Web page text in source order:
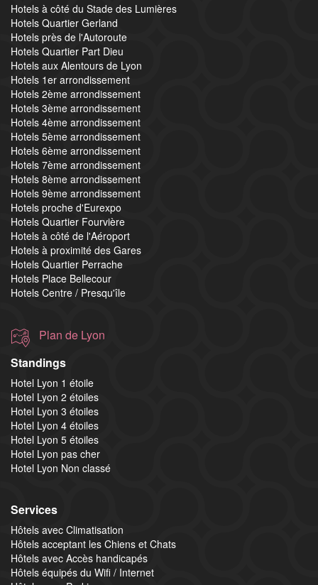
Hotels à côté du Stade des Lumières
Hotels Quartier Gerland
Hotels près de l'Autoroute
Hotels Quartier Part Dieu
Hotels aux Alentours de Lyon
Hotels 1er arrondissement
Hotels 2ème arrondissement
Hotels 3ème arrondissement
Hotels 4ème arrondissement
Hotels 5ème arrondissement
Hotels 6ème arrondissement
Hotels 7ème arrondissement
Hotels 8ème arrondissement
Hotels 9ème arrondissement
Hotels proche d'Eurexpo
Hotels Quartier Fourvière
Hotels à côté de l'Aéroport
Hotels à proximité des Gares
Hotels Quartier Perrache
Hotels Place Bellecour
Hotels Centre / Presqu'île
Plan de Lyon
Standings
Hotel Lyon 1 étoile
Hotel Lyon 2 étoiles
Hotel Lyon 3 étoiles
Hotel Lyon 4 étoiles
Hotel Lyon 5 étoiles
Hotel Lyon pas cher
Hotel Lyon Non classé
Services
Hôtels avec Climatisation
Hôtels acceptant les Chiens et Chats
Hôtels avec Accès handicapés
Hôtels équipés du Wifi / Internet